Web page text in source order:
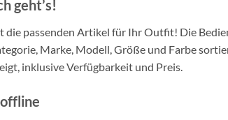
geht’s!
die passenden Artikel für Ihr Outfit! Die
Marke, Modell, Größe und Farbe
inklusive Verfügbarkeit und Preis.